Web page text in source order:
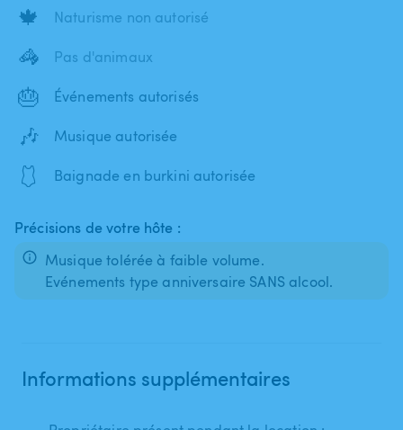
🍁 Naturisme non autorisé
🦓 Pas d'animaux
🎂 Événements autorisés
🎶 Musique autorisée
🩱 Baignade en burkini autorisée
Précisions de votre hôte :
Musique tolérée à faible volume.
Evénements type anniversaire SANS alcool.
Informations supplémentaires